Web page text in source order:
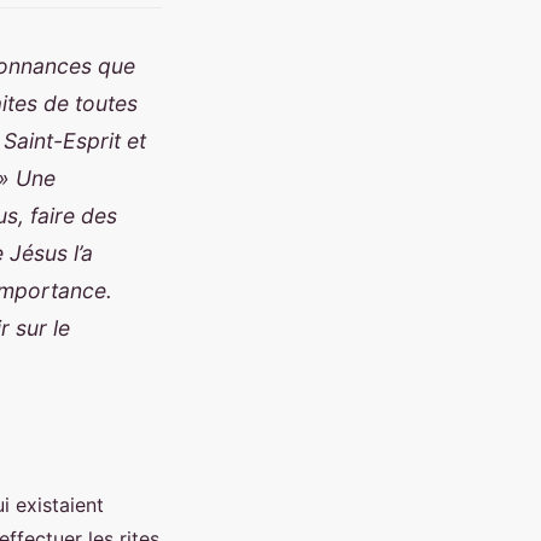
que
de toutes
Esprit et
Une
faire des
l’a
sur le
existaient